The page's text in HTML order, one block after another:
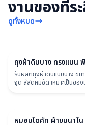
งานของที่ร
ดูทั้งหมด
ถุงผ้า
ถุงผ้าดิบบาง ทรงแบน
รับผลิตถุงผ้าดิบแบบบาง ขน
จุด สีสดคมชัด เหมาะเป็นขอ
หมอน
หมอนไดคัท ผ้าขนนาโน